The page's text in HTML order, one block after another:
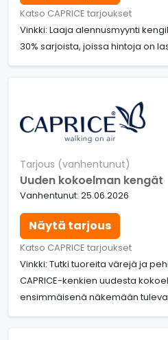
Katso CAPRICE tarjoukset
Vinkki: Laaja alennusmyynti
30% sarjoista, joissa hintoja on
Tarjous (vanhentunut)
Uuden kokoelman kengät
Vanhentunut: 25.06.2026
Näytä tarjous
Katso CAPRICE tarjoukset
Vinkki: Tutki tuoreita värejä ja
CAPRICE-kenkien uudesta
ensimmäisenä näkemään